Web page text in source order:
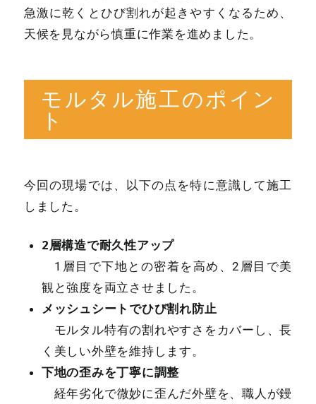
急激に乾くとひび割れが起きやすくなるため、
天候を見ながら慎重に作業を進めました。
モルタル施工のポイン
ト
今回の現場では、以下の点を特に意識して施工
しました。
2層構造で耐久性アップ
1層目で下地との密着を高め、2層目で美
観と強度を両立させました。
メッシュシートでひび割れ防止
モルタル特有の割れやすさをカバーし、長
く美しい外壁を維持します。
下地の歪みを丁寧に調整
経年劣化で微妙に歪んだ外壁を、職人が鏝